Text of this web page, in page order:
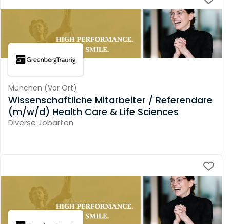
München (Vor Ort)
Wissenschaftliche Mitarbeiter / Referendare
(m/w/d) Health Care & Life Sciences
Diverse Jobarten